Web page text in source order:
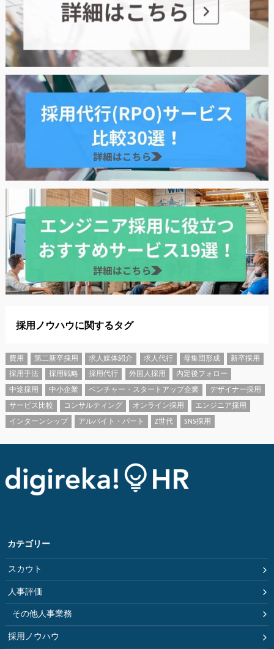
採用ノウハウに関するタグ
費用 第二新卒採用 求人媒体紹介 求人代行 母集団形成 新卒採用
採用手法 採用戦略 採用代行 外国人採用 内定後フォロー
中途採用 中小企業 ベンチャー・スタートアップ企業 デザイナー採用
サービス比較 コンサルティング オンライン採用 エンジニア採用
インターンシップ アルバイト・パート Z世代 SNS採用
カテゴリー
スカウト
人事評価
その他人事業務
採用ノウハウ